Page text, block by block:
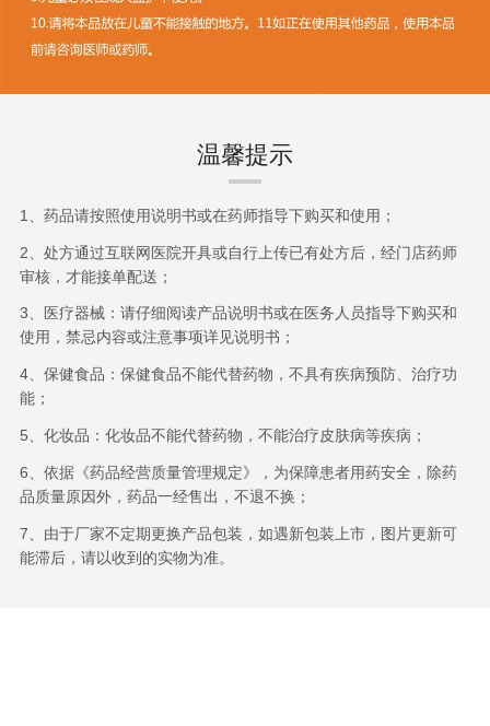
温馨提示
1、药品请按照使用说明书或在药师指导下购买和使用；
2、处方通过互联网医院开具或自行上传已有处方后，经门店药师
审核，才能接单配送；
3、医疗器械：请仔细阅读产品说明书或在医务人员指导下购买和
使用，禁忌内容或注意事项详见说明书；
4、保健食品：保健食品不能代替药物，不具有疾病预防、治疗功
能；
5、化妆品：化妆品不能代替药物，不能治疗皮肤病等疾病；
6、依据《药品经营质量管理规定》，为保障患者用药安全，除药
品质量原因外，药品一经售出，不退不换；
7、由于厂家不定期更换产品包装，如遇新包装上市，图片更新可
能滞后，请以收到的实物为准。